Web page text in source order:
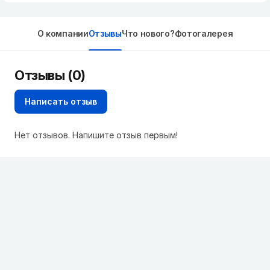
О компанииОтзывыЧто нового?Фотогалерея
Отзывы (0)
Написать отзыв
Нет отзывов. Напишите отзыв первым!